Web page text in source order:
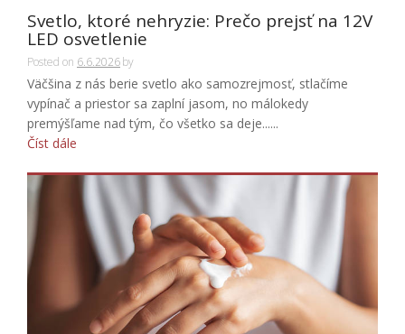
Svetlo, ktoré nehryzie: Prečo prejsť na 12V
LED osvetlenie
Posted on 6.6.2026by
Väčšina z nás berie svetlo ako samozrejmosť, stlačíme
vypínač a priestor sa zaplní jasom, no málokedy
premýšľame nad tým, čo všetko sa deje......
Číst dále